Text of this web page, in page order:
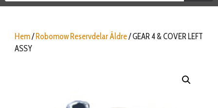
Hem/ Robomow Reservdelar Äldre/ GEAR 4 & COVER LEFT
ASSY